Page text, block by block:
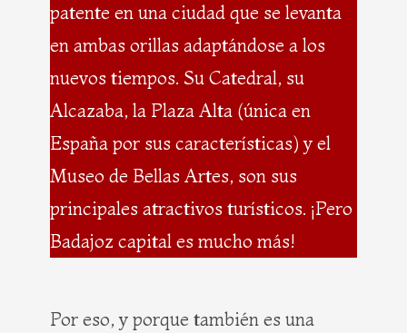
patente en una ciudad que se levanta
en ambas orillas adaptándose a los
nuevos tiempos. Su Catedral, su
Alcazaba, la Plaza Alta (única en
España por sus características) y el
Museo de Bellas Artes, son sus
principales atractivos turísticos. ¡Pero
Badajoz capital es mucho más!
Por eso, y porque también es una